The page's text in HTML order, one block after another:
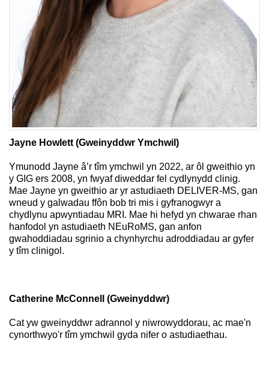
Jayne Howlett (Gweinyddwr Ymchwil)
Ymunodd Jayne â’r tîm ymchwil yn 2022, ar ôl gweithio yn
y GIG ers 2008, yn fwyaf diweddar fel cydlynydd clinig.
Mae Jayne yn gweithio ar yr astudiaeth DELIVER-MS, gan
wneud y galwadau ffôn bob tri mis i gyfranogwyr a
chydlynu apwyntiadau MRI. Mae hi hefyd yn chwarae rhan
hanfodol yn astudiaeth NEuRoMS, gan anfon
gwahoddiadau sgrinio a chynhyrchu adroddiadau ar gyfer
y tîm clinigol.
Catherine McConnell (Gweinyddwr)
Cat yw gweinyddwr adrannol y niwrowyddorau, ac mae'n
cynorthwyo'r tîm ymchwil gyda nifer o astudiaethau.